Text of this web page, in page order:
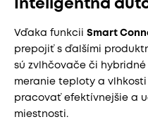
Inteligentná
Vďaka funkcii Smart
prepojiť s ďalšími
sú zvlhčovače či
meranie teploty a
pracovať efektívnejšie a
miestnosti.